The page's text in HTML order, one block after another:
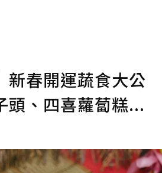
新春開運蔬食大公
頭、四喜蘿蔔糕...